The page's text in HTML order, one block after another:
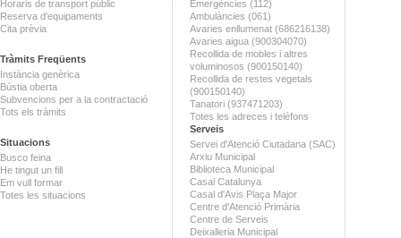
Horaris de transport públic
Reserva d'equipaments
Cita prèvia
Tràmits Freqüents
Instància genèrica
Bústia oberta
Subvencions per a la contractació
Tots els tràmits
Situacions
Busco feina
He tingut un fill
Em vull formar
Totes les situacions
Emergències (112)
Ambulàncies (061)
Avaries enllumenat (686216138)
Avaries aigua (900304070)
Recollida de mobles i altres
voluminosos (900150140)
Recollida de restes vegetals
(900150140)
Tanatori (937471203)
Totes les adreces i telèfons
Serveis
Servei d'Atenció Ciutadana (SAC)
Arxiu Municipal
Biblioteca Municipal
Casal Catalunya
Casal d'Avis Plaça Major
Centre d'Atenció Primària
Centre de Serveis
Deixalleria Municipal